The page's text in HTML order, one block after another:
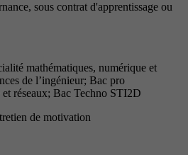
sous contrat d'apprentissage ou
mathématiques, numérique et
de l’ingénieur; Bac pro
réseaux; Bac Techno STI2D
de motivation